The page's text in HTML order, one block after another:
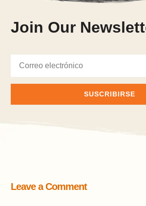
Join Our
SUSCRIBIRSE
Leave a Comment